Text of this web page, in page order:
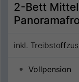
2-Bett
inkl.
Vollpension